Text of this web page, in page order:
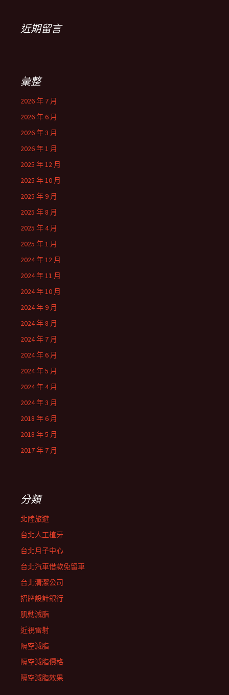
近期留言
彙整
2026 年 7 月
2026 年 6 月
2026 年 3 月
2026 年 1 月
2025 年 12 月
2025 年 10 月
2025 年 9 月
2025 年 8 月
2025 年 4 月
2025 年 1 月
2024 年 12 月
2024 年 11 月
2024 年 10 月
2024 年 9 月
2024 年 8 月
2024 年 7 月
2024 年 6 月
2024 年 5 月
2024 年 4 月
2024 年 3 月
2018 年 6 月
2018 年 5 月
2017 年 7 月
分類
北陸旅遊
台北人工植牙
台北月子中心
台北汽車借款免留車
台北清潔公司
招牌設計銀行
肌動減脂
近視雷射
隔空減脂
隔空減脂價格
隔空減脂效果